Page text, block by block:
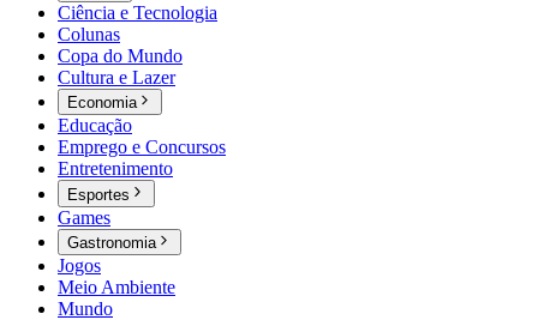
Ciência e Tecnologia
Colunas
Copa do Mundo
Cultura e Lazer
Economia
Educação
Emprego e Concursos
Entretenimento
Esportes
Games
Gastronomia
Jogos
Meio Ambiente
Mundo